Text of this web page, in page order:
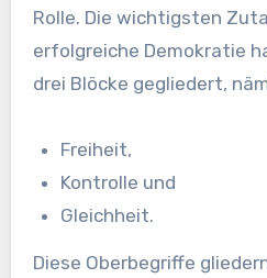
Rolle. Die wichtigsten
erfolgreiche Demokratie
drei Blöcke gegliedert,
Freiheit,
Kontrolle und
Gleichheit.
Diese Oberbegriffe